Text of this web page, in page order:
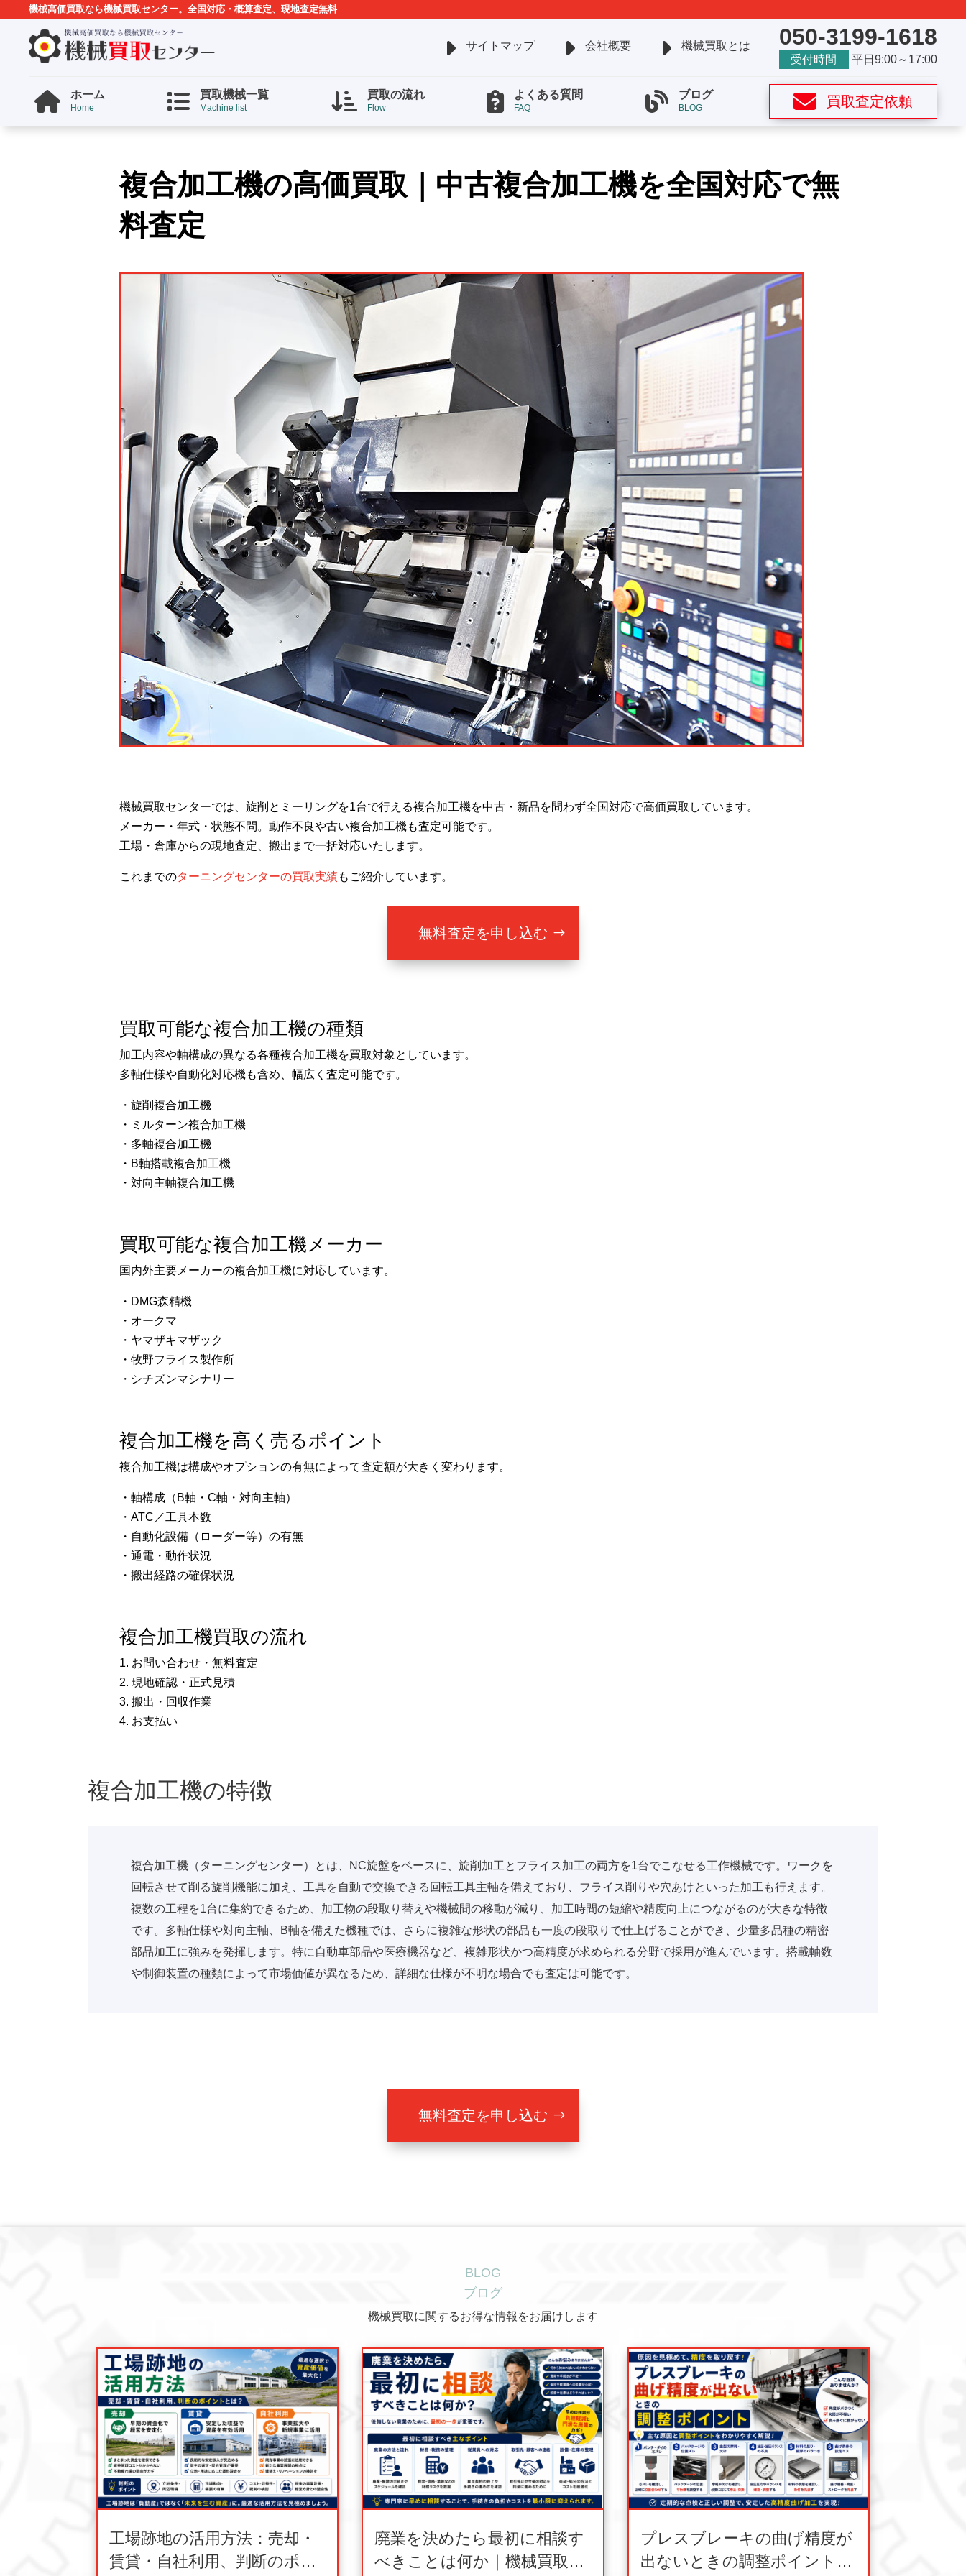
機械高価買取なら機械買取センター。全国対応・概算査定、現地査定無料
サイトマップ 会社概要 機械買取とは 050-3199-1618
受付時間 平日9:00～17:00
ホーム
Home
買取機械一覧
Machine list
買取の流れ
Flow
よくある質問
FAQ
ブログ
BLOG 買取査定依頼
複合加工機の高価買取｜中古複合加工機を全国対応で無
料査定
機械買取センターでは、旋削とミーリングを1台で行える複合加工機を中古・新品を問わず全国対応で高価買取しています。
メーカー・年式・状態不問。動作不良や古い複合加工機も査定可能です。
工場・倉庫からの現地査定、搬出まで一括対応いたします。
これまでのターニングセンターの買取実績もご紹介しています。
無料査定を申し込む
買取可能な複合加工機の種類
加工内容や軸構成の異なる各種複合加工機を買取対象としています。
多軸仕様や自動化対応機も含め、幅広く査定可能です。
・旋削複合加工機
・ミルターン複合加工機
・多軸複合加工機
・B軸搭載複合加工機
・対向主軸複合加工機
買取可能な複合加工機メーカー
国内外主要メーカーの複合加工機に対応しています。
・DMG森精機
・オークマ
・ヤマザキマザック
・牧野フライス製作所
・シチズンマシナリー
複合加工機を高く売るポイント
複合加工機は構成やオプションの有無によって査定額が大きく変わります。
・軸構成（B軸・C軸・対向主軸）
・ATC／工具本数
・自動化設備（ローダー等）の有無
・通電・動作状況
・搬出経路の確保状況
複合加工機買取の流れ
1. お問い合わせ・無料査定
2. 現地確認・正式見積
3. 搬出・回収作業
4. お支払い
複合加工機の特徴
複合加工機（ターニングセンター）とは、NC旋盤をベースに、旋削加工とフライス加工の両方を1台でこなせる工作機械です。ワークを
回転させて削る旋削機能に加え、工具を自動で交換できる回転工具主軸を備えており、フライス削りや穴あけといった加工も行えます。
複数の工程を1台に集約できるため、加工物の段取り替えや機械間の移動が減り、加工時間の短縮や精度向上につながるのが大きな特徴
です。多軸仕様や対向主軸、B軸を備えた機種では、さらに複雑な形状の部品も一度の段取りで仕上げることができ、少量多品種の精密
部品加工に強みを発揮します。特に自動車部品や医療機器など、複雑形状かつ高精度が求められる分野で採用が進んでいます。搭載軸数
や制御装置の種類によって市場価値が異なるため、詳細な仕様が不明な場合でも査定は可能です。
無料査定を申し込む
BLOG
ブログ
機械買取に関するお得な情報をお届けします
工場跡地の活用方法：売却・
賃貸・自社利用、判断のポイ
廃業を決めたら最初に相談す
べきことは何か｜機械買取業
プレスブレーキの曲げ精度が
出ないときの調整ポイントと